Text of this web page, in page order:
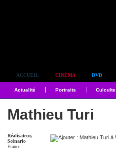
ACCUEIL CINÉMA DVD
Actualité Portraits Culculte
Mathieu Turi
Réalisateur,
Scénario
France